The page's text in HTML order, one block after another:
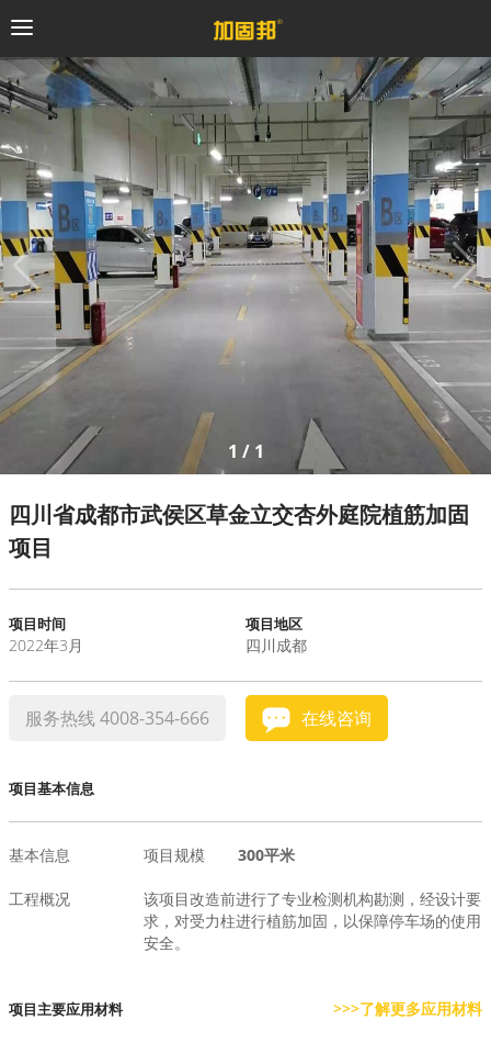
加固邦
碳纤维系统
粘钢加固系统
预应力系统
植筋锚固系统
砼修复系统
桥梁支座系统
水泥基系统
新能源系统
案例中心
1 / 1
四川省成都市武侯区草金立交杏外庭院植筋加固
项目
项目时间
2022年3月
项目地区
四川成都
服务热线 4008-354-666 在线咨询
项目基本信息
基本信息 项目规模 300平米
工程概况
该项目改造前进行了专业检测机构勘测，经设计要
求，对受力柱进行植筋加固，以保障停车场的使用
安全。
项目主要应用材料 >>>了解更多应用材料